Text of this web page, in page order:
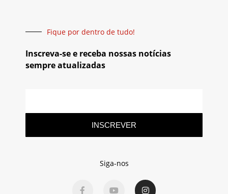
Fique por dentro de tudo!
Inscreva-se e receba nossas notícias
sempre atualizadas
INSCREVER
Siga-nos